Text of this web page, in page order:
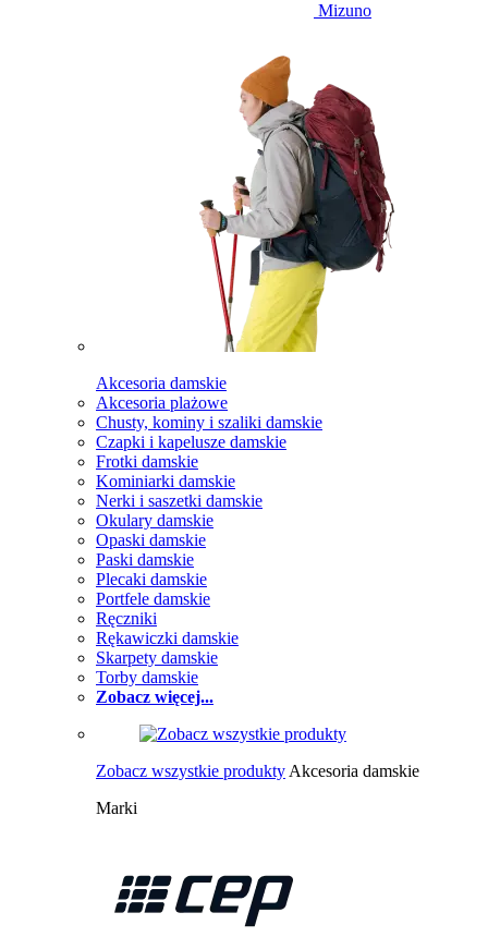
Mizuno
Akcesoria damskie
Akcesoria plażowe
Chusty, kominy i szaliki damskie
Czapki i kapelusze damskie
Frotki damskie
Kominiarki damskie
Nerki i saszetki damskie
Okulary damskie
Opaski damskie
Paski damskie
Plecaki damskie
Portfele damskie
Ręczniki
Rękawiczki damskie
Skarpety damskie
Torby damskie
Zobacz więcej...
Zobacz wszystkie produkty Akcesoria damskie
Marki